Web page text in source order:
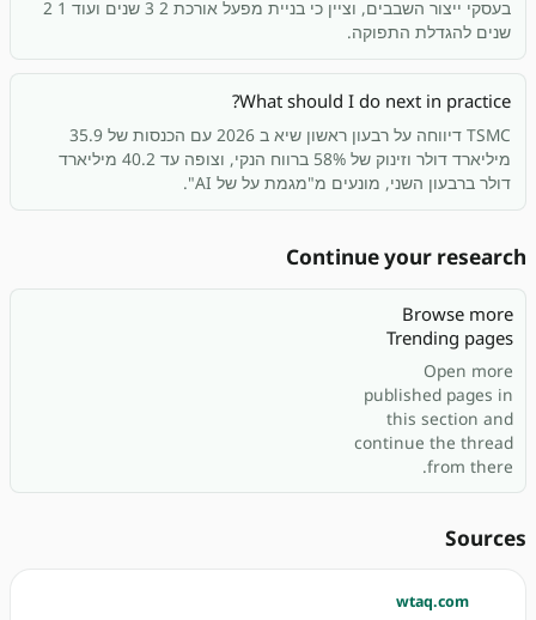
בעסקי ייצור השבבים, וציין כי בניית מפעל אורכת 2 3 שנים ועוד 1 2
שנים להגדלת התפוקה.
What should I do next in practice?
TSMC דיווחה על רבעון ראשון שיא ב 2026 עם הכנסות של 35.9
מיליארד דולר וזינוק של 58% ברווח הנקי, וצופה עד 40.2 מיליארד
דולר ברבעון השני, מונעים מ"מגמת על של AI".
Continue your research
Browse more
Trending pages
Open more
published pages in
this section and
continue the thread
from there.
Sources
wtaq.com